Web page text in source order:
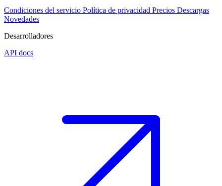
Condiciones del servicio Política de privacidad Precios Descargas
Novedades
Desarrolladores
API docs